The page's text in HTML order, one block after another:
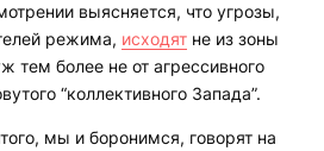
выясняется, что угрозы,
режима, исходят не из зоны
тем более не от агрессивного
“коллективного Запада”.
мы и боронимся, говорят на